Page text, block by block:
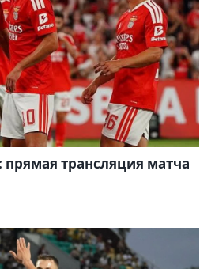
трансляция матча